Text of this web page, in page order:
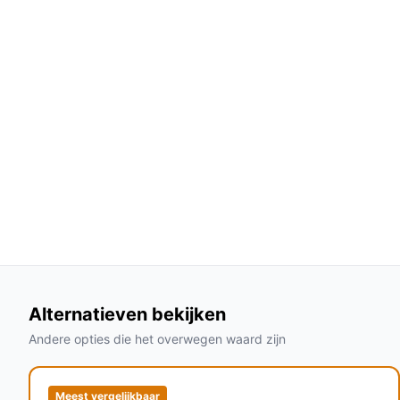
gegevens geen automatische uitschakeling).
product nodig, controleer dat ook; bij dit model
Praktisch t.o.v. alternatieven
Alternatieven bekijken
Andere opties die het overwegen waard zijn
Meest vergelijkbaar